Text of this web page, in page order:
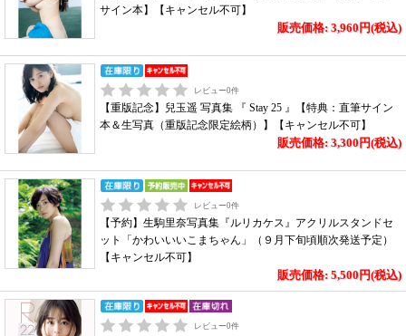
サイン本】【キャンセル不可】
販売価格: 3,960円(税込)
レビュー0件
【重版記念】兒玉遥 写真集 『 Stay 25 』【特典：直筆サイン
本＆生写真（重版記念限定絵柄）】【キャンセル不可】
販売価格: 3,300円(税込)
レビュー0件
【予約】生駒里奈写真集『ルリカケス』アクリルスタンドセ
ット「かわいいいこまちゃん」（９月下旬頃順次発送予定）
【キャンセル不可】
販売価格: 5,500円(税込)
レビュー0件